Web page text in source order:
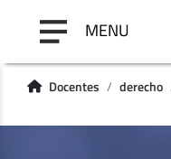
MENU
Docentes derecho